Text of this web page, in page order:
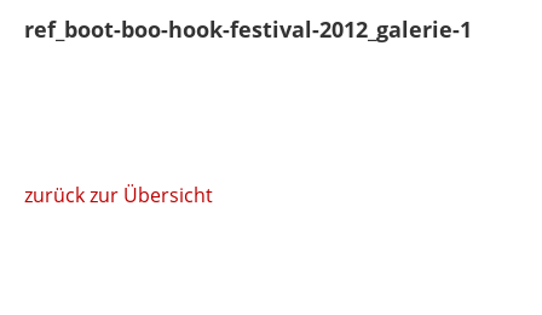
ref_boot-boo-hook-festival-2012_galerie-1
zurück zur Übersicht